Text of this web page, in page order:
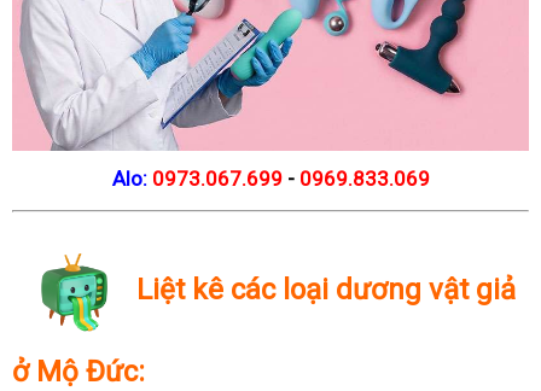
Alo: 0973.067.699 - 0969.833.069
Liệt kê các loại dương vật giả
ở Mộ Đức: